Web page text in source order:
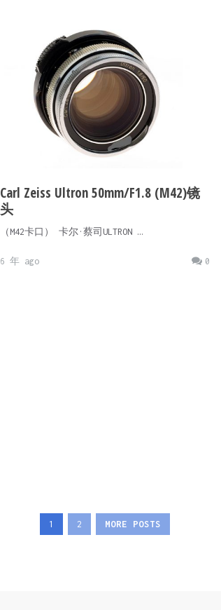
Carl Zeiss Ultron 50mm/F1.8 (M42)镜
头
（M42卡口） 卡尔·蔡司ULTRON …
0
6 年 ago
1 2 MORE POSTS